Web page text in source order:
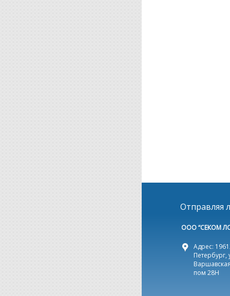
Отправляя
ООО “СЕКОМ
Адрес:
Петербург,
пом 28Н